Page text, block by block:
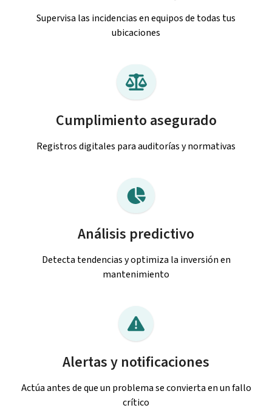
Supervisa las incidencias en equipos de todas tus
ubicaciones
Cumplimiento asegurado
Registros digitales para auditorías y normativas
Análisis predictivo
Detecta tendencias y optimiza la inversión en
mantenimiento
Alertas y notificaciones
Actúa antes de que un problema se convierta en un fallo
crítico